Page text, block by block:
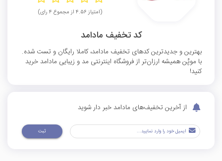
(امتیاز ۴.۵۶ از مجموع ۴ رای)
کد تخفیف مادامد
بهترین و جدیدترین کدهای تخفیف مادامد، کاملا رایگان و تست شده.
با موپُن همیشه ارزان‌تر از فروشگاه اینترنتی مد و زیبایی مادامد خرید
کنید!
از آخرین تخفیف‌های مادامد خبر دار شوید
ثبت